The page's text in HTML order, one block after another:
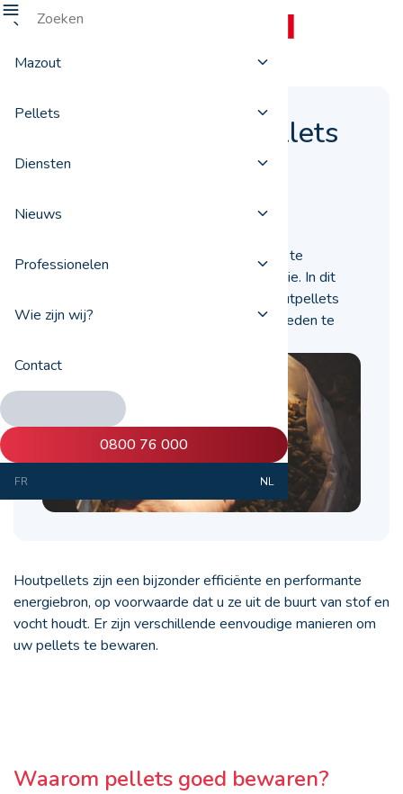
Mazout
Pellets
Diensten
Nieuws
Professionelen
Wie zijn wij?
Contact
0800 76 000
FR NL
Hoe kunt u houtpellets
goed bewaren?
Het is erg belangrijk om pellets correct te
bewaren voor hun verbrandingsefficiëntie. In dit
artikel geven we u tips om thuis uw houtpellets
het hele jaar door in goede omstandigheden te
Houtpellets zijn een bijzonder efficiënte en performante
energiebron, op voorwaarde dat u ze uit de buurt van stof en
vocht houdt. Er zijn verschillende eenvoudige manieren om
uw pellets te bewaren.
Waarom pellets goed bewaren?